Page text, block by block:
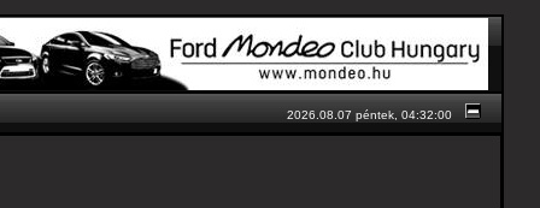
2026.08.07 péntek, 04:32:00